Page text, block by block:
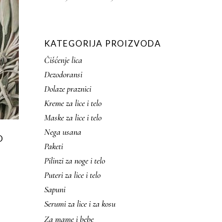
KATEGORIJA PROIZVODA
Čišćenje lica
Dezodoransi
Dolaze praznici
Kreme za lice i telo
Maske za lice i telo
Nega usana
Paketi
Pilinzi za noge i telo
Puteri za lice i telo
Sapuni
Serumi za lice i za kosu
Za mame i bebe